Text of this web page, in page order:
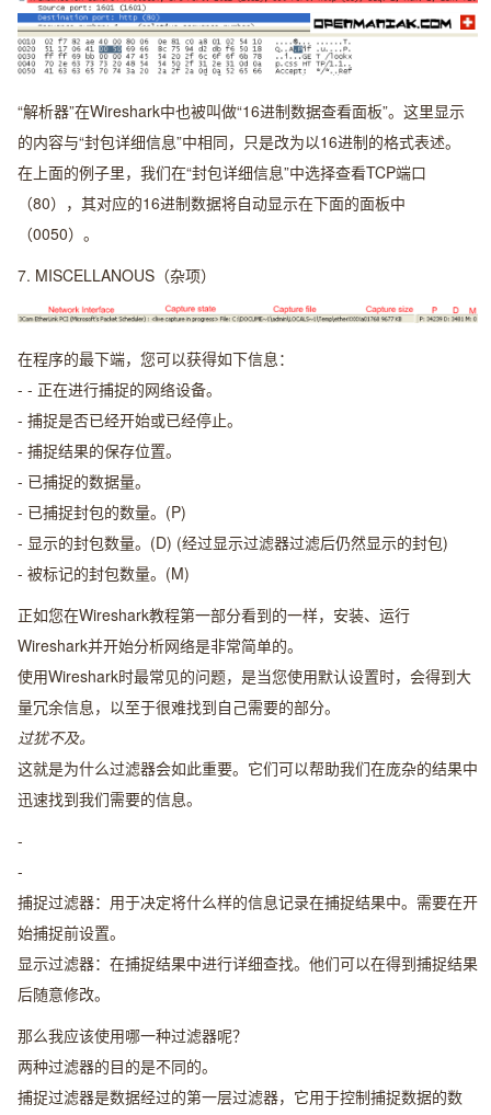
“解析器”在Wireshark中也被叫做“16进制数据查看面板”。这里显示
的内容与“封包详细信息”中相同，只是改为以16进制的格式表述。
在上面的例子里，我们在“封包详细信息”中选择查看TCP端口
（80），其对应的16进制数据将自动显示在下面的面板中
（0050）。
7. MISCELLANOUS（杂项）
在程序的最下端，您可以获得如下信息：
- - 正在进行捕捉的网络设备。
- 捕捉是否已经开始或已经停止。
- 捕捉结果的保存位置。
- 已捕捉的数据量。
- 已捕捉封包的数量。(P)
- 显示的封包数量。(D) (经过显示过滤器过滤后仍然显示的封包)
- 被标记的封包数量。(M)
正如您在Wireshark教程第一部分看到的一样，安装、运行
Wireshark并开始分析网络是非常简单的。
使用Wireshark时最常见的问题，是当您使用默认设置时，会得到大
量冗余信息，以至于很难找到自己需要的部分。
过犹不及。
这就是为什么过滤器会如此重要。它们可以帮助我们在庞杂的结果中
迅速找到我们需要的信息。
-
-
捕捉过滤器：用于决定将什么样的信息记录在捕捉结果中。需要在开
始捕捉前设置。
显示过滤器：在捕捉结果中进行详细查找。他们可以在得到捕捉结果
后随意修改。
那么我应该使用哪一种过滤器呢？
两种过滤器的目的是不同的。
捕捉过滤器是数据经过的第一层过滤器，它用于控制捕捉数据的数